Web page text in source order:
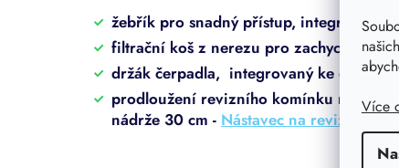
Více
žebřík pro snadný přístup, integrovaný
filtrační koš z nerezu pro zachycení
držák čerpadla, integrovaný ke dnu
prodloužení revizního komínku nádrže -
nádrže 30 cm - Nástavec na revizní